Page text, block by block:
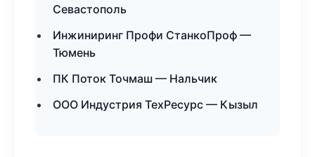
Севастополь
Инжиниринг Профи СтанкоПроф —
Тюмень
ПК Поток Точмаш — Нальчик
ООО Индустрия ТехРесурс — Кызыл